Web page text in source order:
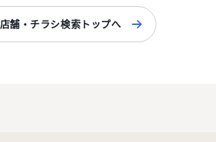
店舗・チラシ検索トップへ